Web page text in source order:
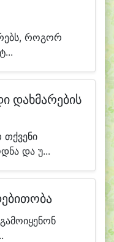
როგორ
დახმარების
და უ...